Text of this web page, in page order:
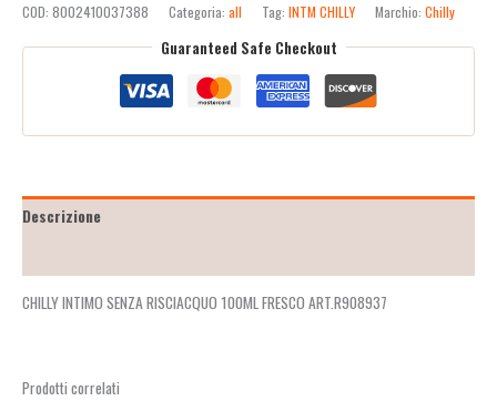
COD: 8002410037388 Categoria: all Tag: INTM CHILLY Marchio: Chilly
Guaranteed Safe Checkout
Descrizione
CHILLY INTIMO SENZA RISCIACQUO 100ML FRESCO ART.R908937
Prodotti correlati